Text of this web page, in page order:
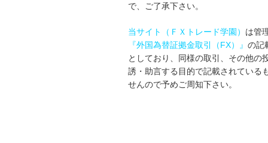
で、ご了承下さい。
当サイト（ＦＸトレード学園） は管
『外国為替証拠金取引（FX）』 の記
としており、同様の取引、その他の
誘・助言する目的で記載されている
せんので予めご周知下さい。